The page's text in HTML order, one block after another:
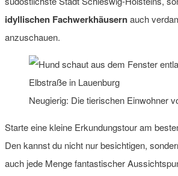
idyllischen Fachwerkhäusernauch
anzuschauen.
Neugierig: Die tierischen Einwohner
Starte eine kleine Erkundungstour am
Den kannst du nicht nur besichtigen,
auch jede Menge fantastischer